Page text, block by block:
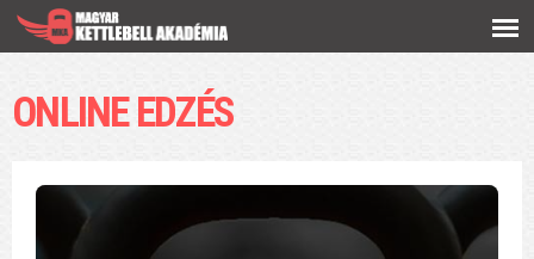
tartalomra
ONLINE EDZÉS